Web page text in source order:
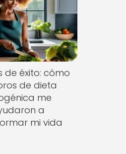
de éxito: cómo
de dieta
me
a
mi vida